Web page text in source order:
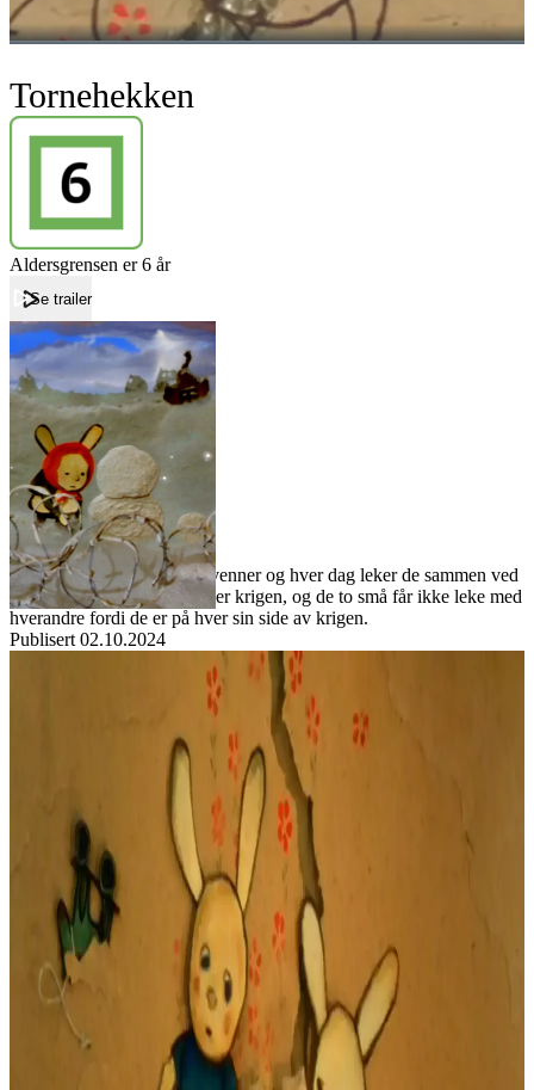
Tornehekken
Aldersgrensen er 6 år
Se trailer
ForsideTornehekken
Tornehekken
Film
Forfatter:
Leverandør:
Norgesfilm AS
Lisens:
Florian og Malene er bestevenner og hver dag leker de sammen ved
bekken. Men en dag kommer krigen, og de to små får ikke leke med
hverandre fordi de er på hver sin side av krigen.
Publisert 02.10.2024